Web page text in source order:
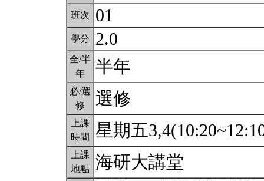
班次 01
學分 2.0
全/半
年
半年
必/選
修
選修
上課
時間
星期五
上課
地點 海研大講堂